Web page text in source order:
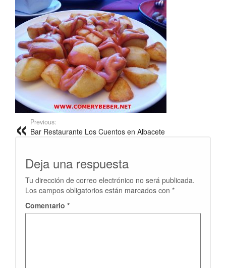
Previous:
Bar Restaurante Los Cuentos en Albacete
Deja una respuesta
Tu dirección de correo electrónico no será publicada.
Los campos obligatorios están marcados con *
Comentario *